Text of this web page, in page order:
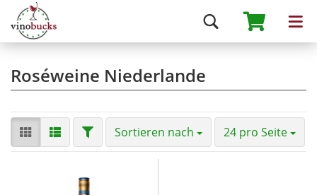
Roséweine Niederlande
Sortieren nach 24 pro Seite